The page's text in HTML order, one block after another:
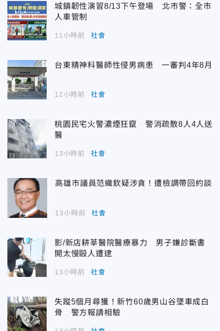
城鎮韌性演習8/13下午登場 北市警：全市
人車管制
11小時前 社會
台東精神科醫師性侵男病患 一審判4年8月
12小時前 社會
桃園民宅火警濃煙狂竄 警消疏散8人4人送
醫
13小時前 社會
高雄市議員范織欽疑涉貪！遭檢調帶回約談
13小時前 社會
影/新店耕莘醫院醫療暴力 男子嫌診斷書
開太慢毆人遭逮
13小時前 社會
失蹤5個月尋獲！新竹60歲男山谷墜車成白
骨 警方報請相驗